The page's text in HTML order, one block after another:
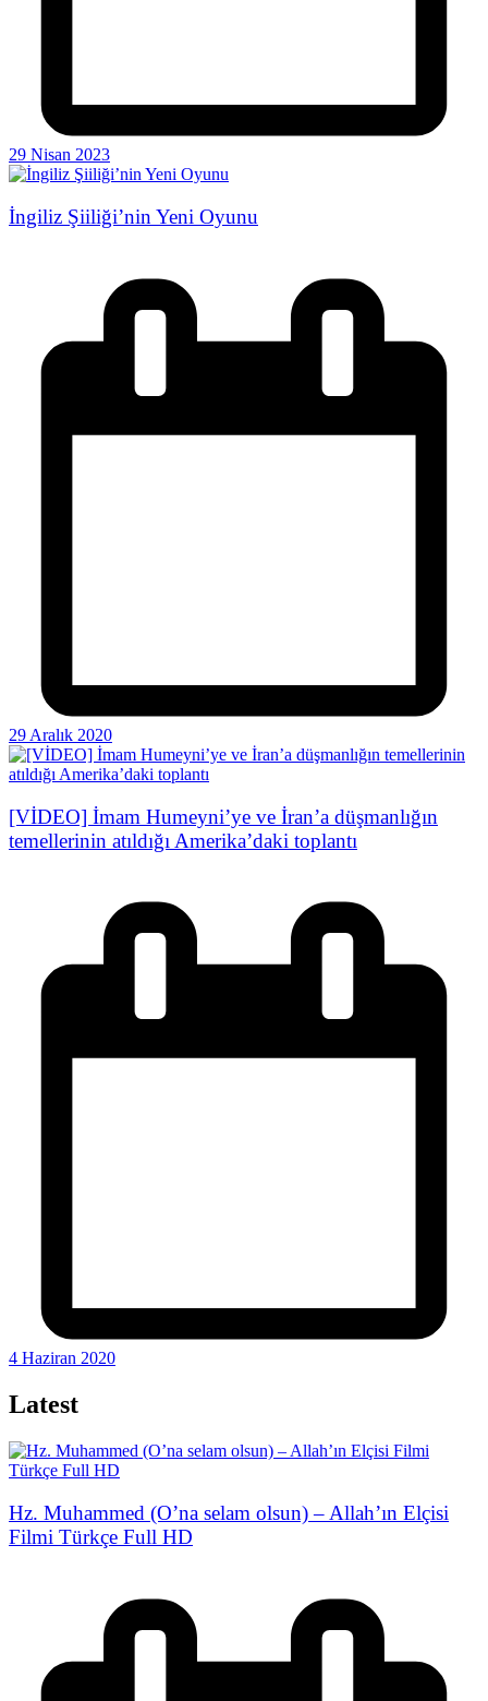
29 Nisan 2023
İngiliz Şiiliği’nin Yeni Oyunu
29 Aralık 2020
[VİDEO] İmam Humeyni’ye ve İran’a düşmanlığın
temellerinin atıldığı Amerika’daki toplantı
4 Haziran 2020
Latest
Hz. Muhammed (O’na selam olsun) – Allah’ın Elçisi
Filmi Türkçe Full HD